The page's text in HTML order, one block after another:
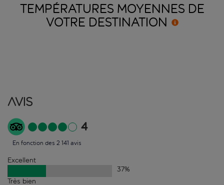
TEMPÉRATURES MOYENNES DE
VOTRE DESTINATION
Avis
4
En fonction des 2 141 avis
Excellent
37%
Très bien